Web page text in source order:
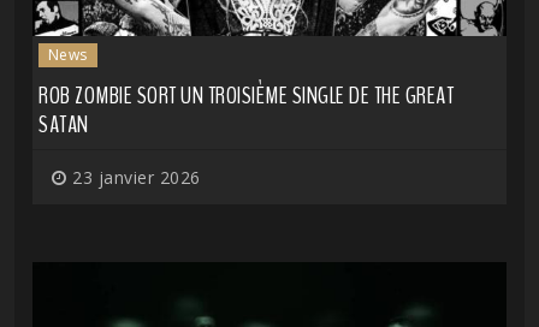
News
ROB ZOMBIE SORT UN TROISIÈME SINGLE DE THE GREAT
SATAN
23 janvier 2026